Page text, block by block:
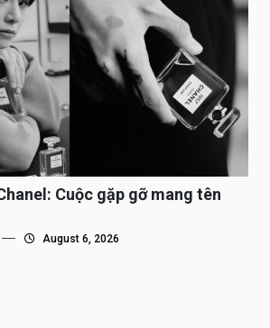
Cuộc gặp gỡ mang tên
August 6, 2026